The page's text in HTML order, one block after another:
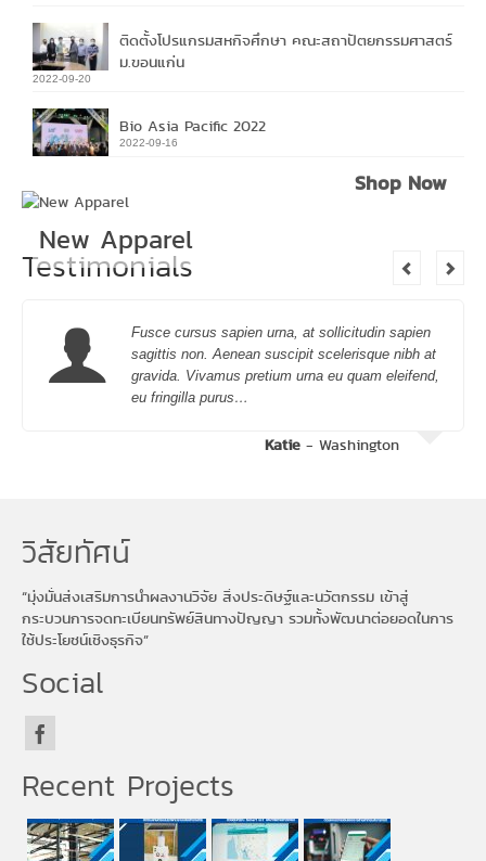
ติดตั้งโปรแกรมสหกิจศึกษา คณะสถาปัตยกรรมศาสตร์
ม.ขอนแก่น
2022-09-20
Bio Asia Pacific 2022
2022-09-16
New Apparel
Shop Now
Testimonials
Fusce cursus sapien urna, at sollicitudin sapien
sagittis non. Aenean suscipit scelerisque nibh at
gravida. Vivamus pretium urna eu quam eleifend,
eu fringilla purus…
Katie - Washington
วิสัยทัศน์
“มุ่งมั่นส่งเสริมการนำผลงานวิจัย สิ่งประดิษฐ์และนวัตกรรม เข้าสู่
กระบวนการจดทะเบียนทรัพย์สินทางปัญญา รวมทั้งพัฒนาต่อยอดในการ
ใช้ประโยชน์เชิงธุรกิจ”
Social
Recent Projects